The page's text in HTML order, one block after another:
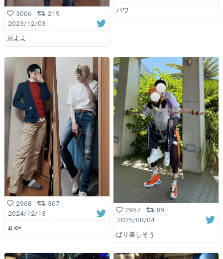
3006
219
2023/12/03
およよ
パワ
2968
307
2024/12/13
🍌🐟
2957
89
2025/08/04
ばり楽しそう